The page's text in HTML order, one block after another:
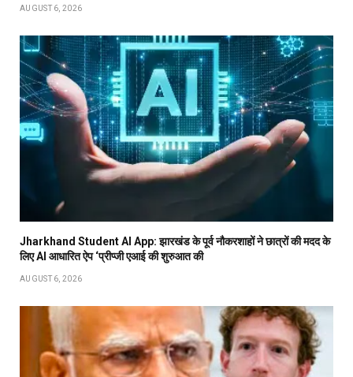
AUGUST 6, 2026
Jharkhand Student AI App: झारखंड के पूर्व नौकरशाहों ने छात्रों की मदद के
लिए AI आधारित ऐप ‘प्रीप्जी एआई की शुरुआत की
AUGUST 6, 2026